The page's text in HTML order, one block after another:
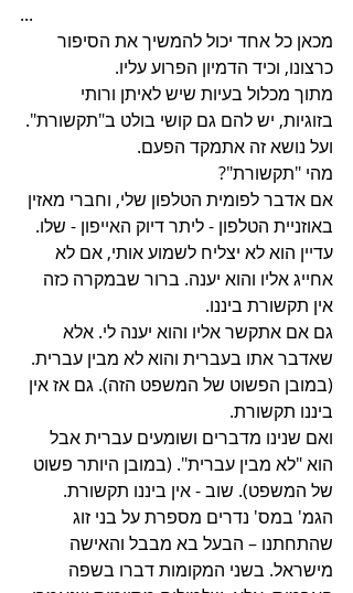
...
מכאן כל אחד יכול להמשיך את הסיפור
כרצונו, וכיד הדמיון הפרוע עליו.
מתוך מכלול בעיות שיש לאיתן ורותי
בזוגיות, יש להם גם קושי בולט ב"תקשורת".
ועל נושא זה אתמקד הפעם.
מהי "תקשורת"?
אם אדבר לפומית הטלפון שלי, וחברי מאזין
באוזניית הטלפון - ליתר דיוק האייפון - שלו.
עדיין הוא לא יצליח לשמוע אותי, אם לא
אחייג אליו והוא יענה. ברור שבמקרה כזה
אין תקשורת ביננו.
גם אם אתקשר אליו והוא יענה לי. אלא
שאדבר אתו בעברית והוא לא מבין עברית.
(במובן הפשוט של המשפט הזה). גם אז אין
ביננו תקשורת.
ואם שנינו מדברים ושומעים עברית אבל
הוא "לא מבין עברית". (במובן היותר פשוט
של המשפט). שוב - אין ביננו תקשורת.
הגמ' במס' נדרים מספרת על בני זוג
שהתחתנו – הבעל בא מבבל והאישה
מישראל. בשני המקומות דברו בשפה